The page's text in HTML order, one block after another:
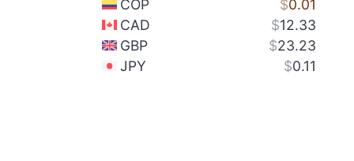
• Gobierno estatal plantará 2
millones de árboles con visión
integral de restauración